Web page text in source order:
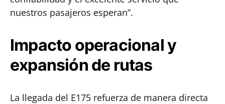
nuestros pasajeros esperan”.
Impacto operacional y
expansión de rutas
La llegada del E175 refuerza de manera directa